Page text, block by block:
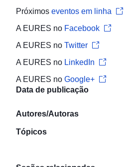
Próximos eventos em linha
A EURES no Facebook
A EURES no Twitter
A EURES no LinkedIn
A EURES no Google+
Data de publicação
Autores/Autoras
Tópicos